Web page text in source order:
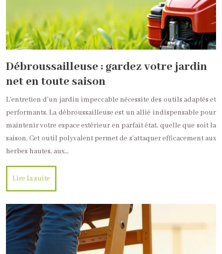
Débroussailleuse : gardez votre jardin
net en toute saison
L’entretien d’un jardin impeccable nécessite des outils adaptés et
performants. La débroussailleuse est un allié indispensable pour
maintenir votre espace extérieur en parfait état, quelle que soit la
saison. Cet outil polyvalent permet de s’attaquer efficacement aux
herbes hautes, aux…
Lire la suite